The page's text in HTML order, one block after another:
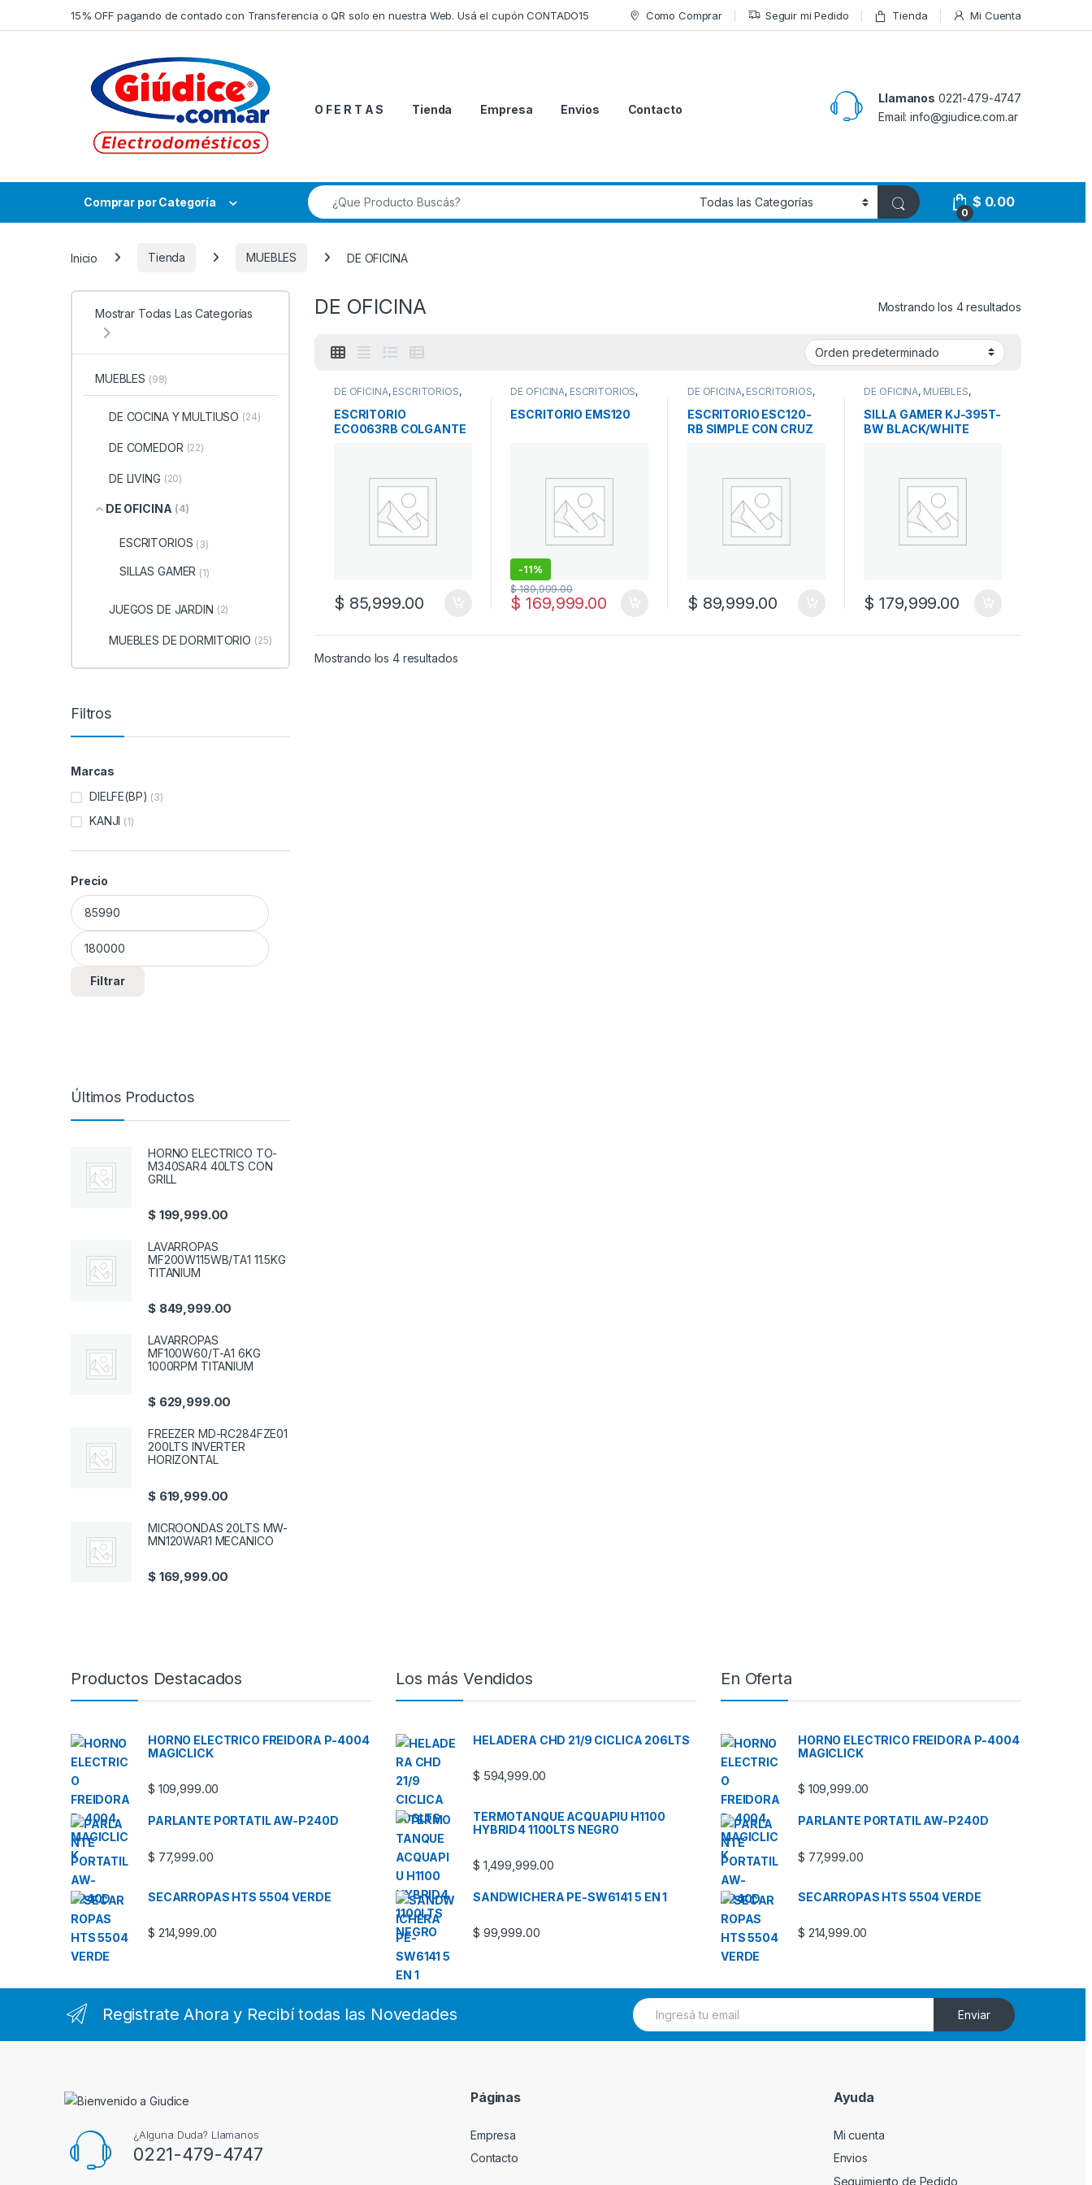
15% OFF pagando de contado con Transferencia o QR solo en nuestra Web. Usá el cupón CONTADO15 Como Comprar Seguir mi Pedido Tienda Mi Cuenta
O F E R T A S Tienda Empresa Envios Contacto
Llamanos 0221-479-4747
Email: info@giudice.com.ar
Comprar por Categoría
Búsqueda de:
0
$ 0.00
Inicio Tienda MUEBLES DE OFICINA
DE OFICINA Mostrando los 4 resultados
DE OFICINA, ESCRITORIOS,
ESCRITORIO
ECO063RB COLGANTE
$ 85,999.00
DE OFICINA, ESCRITORIOS,
ESCRITORIO EMS120
-11%
$ 169,999.00
$189,999.00
DE OFICINA, ESCRITORIOS,
ESCRITORIO ESC120-
RB SIMPLE CON CRUZ
$ 89,999.00
DE OFICINA, MUEBLES,
SILLA GAMER KJ-395T-
BW BLACK/WHITE
$ 179,999.00
Mostrando los 4 resultados
Mostrar Todas Las Categorías
MUEBLES (98)
DE COCINA Y MULTIUSO (24)
DE COMEDOR (22)
DE LIVING (20)
DE OFICINA (4)
ESCRITORIOS (3)
SILLAS GAMER (1)
JUEGOS DE JARDIN (2)
MUEBLES DE DORMITORIO (25)
Filtros
Marcas
DIELFE(BP) (3)
KANJI (1)
Precio
Precio mínimo
Precio máximo
Filtrar
Últimos Productos
HORNO ELECTRICO TO-
M340SAR4 40LTS CON
GRILL
$199,999.00
LAVARROPAS
MF200W115WB/TA1 11.5KG
TITANIUM
$849,999.00
LAVARROPAS
MF100W60/T-A1 6KG
1000RPM TITANIUM
$629,999.00
FREEZER MD-RC284FZE01
200LTS INVERTER
HORIZONTAL
$619,999.00
MICROONDAS 20LTS MW-
MN120WAR1 MECANICO
$169,999.00
Productos Destacados
HORNO ELECTRICO FREIDORA P-4004
MAGICLICK
$ 109,999.00
PARLANTE PORTATIL AW-P240D
$ 77,999.00
SECARROPAS HTS 5504 VERDE
$ 214,999.00
Los más Vendidos
HELADERA CHD 21/9 CICLICA 206LTS
$ 594,999.00
TERMOTANQUE ACQUAPIU H1100
HYBRID4 1100LTS NEGRO
$ 1,499,999.00
SANDWICHERA PE-SW6141 5 EN 1
$ 99,999.00
En Oferta
HORNO ELECTRICO FREIDORA P-4004
MAGICLICK
$ 109,999.00
PARLANTE PORTATIL AW-P240D
$ 77,999.00
SECARROPAS HTS 5504 VERDE
$ 214,999.00
Registrate Ahora y Recibí todas las Novedades
E
m
Enviar
¿Alguna Duda? Llamanos
0221-479-4747
Páginas
Empresa
Contacto
Ayuda
Mi cuenta
Envios
Seguimiento de Pedido